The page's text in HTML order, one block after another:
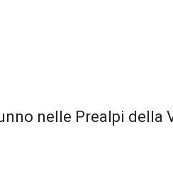
nelle Prealpi della